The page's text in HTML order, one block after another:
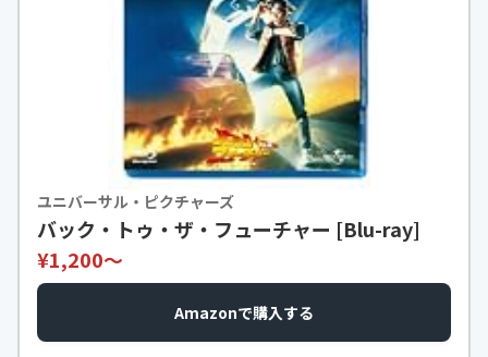
ユニバーサル・ピクチャーズ
バック・トゥ・ザ・フューチャー [Blu-ray]
¥1,200〜
Amazonで購入する